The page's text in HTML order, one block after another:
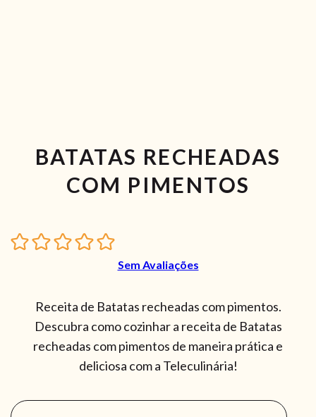
BATATAS RECHEADAS
COM PIMENTOS
Sem Avaliações
Receita de Batatas recheadas com pimentos.
Descubra como cozinhar a receita de Batatas
recheadas com pimentos de maneira prática e
deliciosa com a Teleculinária!